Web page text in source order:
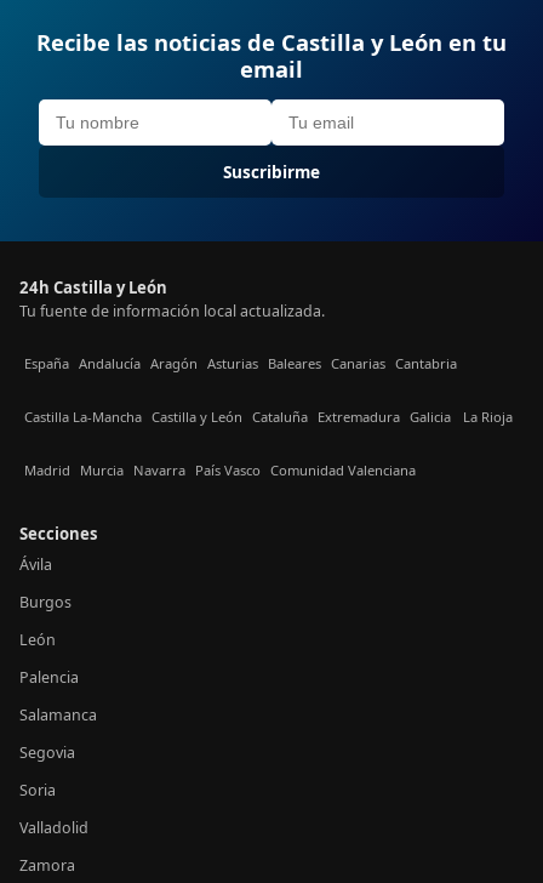
Recibe las noticias de Castilla y León en tu
email
Suscribirme
24h Castilla y León
Tu fuente de información local actualizada.
España Andalucía Aragón Asturias Baleares Canarias Cantabria
Castilla La-Mancha Castilla y León Cataluña Extremadura Galicia La Rioja
Madrid Murcia Navarra País Vasco Comunidad Valenciana
Secciones
Ávila
Burgos
León
Palencia
Salamanca
Segovia
Soria
Valladolid
Zamora